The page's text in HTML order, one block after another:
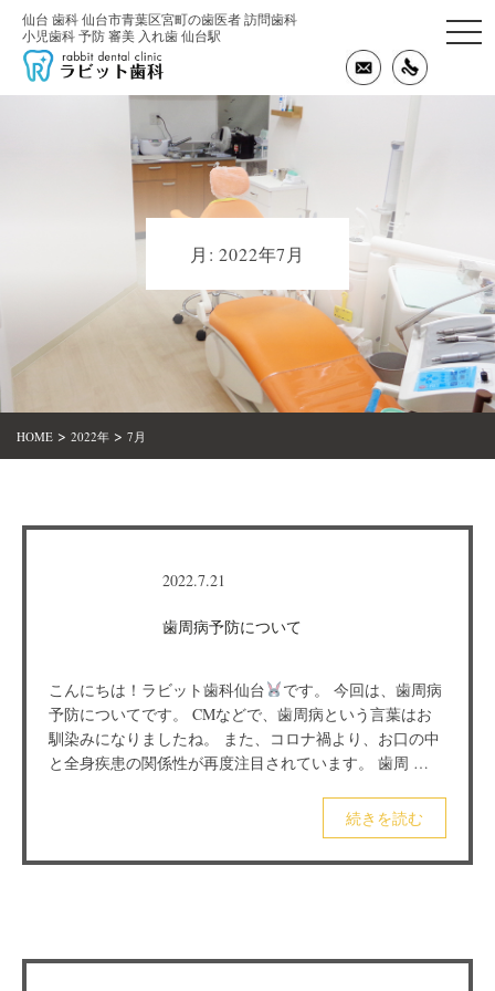
仙台 歯科 仙台市青葉区宮町の歯医者 訪問歯科
小児歯科 予防 審美 入れ歯 仙台駅
月:2022年7月
HOME > 2022年 > 7月
2022.7.21
歯周病予防について
こんにちは！ラビット歯科仙台
です。 今回は、歯周病
予防についてです。 CMなどで、歯周病という言葉はお
馴染みになりましたね。 また、コロナ禍より、お口の中
と全身疾患の関係性が再度注目されています。 歯周 …
続きを読む